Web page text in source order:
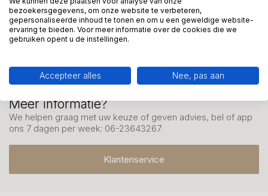
Meer informatie?
We helpen graag met uw keuze of geven advies, bel of app
ons 7 dagen per week: 06-23643267
Klantenservice
Mis onze nieuwsbrief niet
Schrijf je in en ontvang onze nieuwe aanbiedingen
bezoekersgegevens, om onze website te verbeteren,
gepersonaliseerde inhoud te tonen en om u een geweldige website-
ervaring te bieden. Voor meer informatie over de cookies die we
gebruiken opent u de instellingen.
Accepteer alles Nee, pas aan